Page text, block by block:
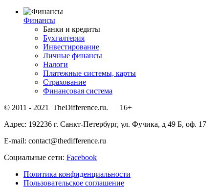
Финансы
Банки и кредиты
Бухгалтерия
Инвестирование
Личные финансы
Налоги
Платежные системы, карты
Страхование
Финансовая система
© 2011 - 2021 TheDifference.ru. 16+
Адрес: 192236 г. Санкт-Петербург, ул. Фучика, д 49 Б, оф. 17
E-mail: contact@thedifference.ru
Социальные сети: Facebook
Политика конфиденциальности
Пользовательское соглашение